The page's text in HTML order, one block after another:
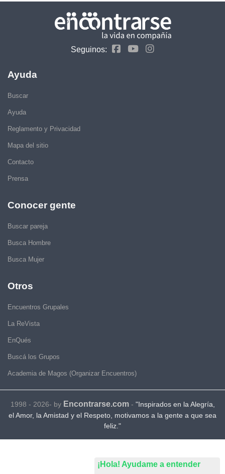
¡Hola! Ayudame a entender
Seguinos:
Ayuda
Buscar
Ayuda
Reglamento y Privacidad
Mapa del sitio
Contacto
Prensa
Conocer gente
Buscar pareja
Busca Hombre
Busca Mujer
Otros
Encuentros Grupales
La ReVista
EnQués
Buscá los Grupos
Academia de Magos (Organizar Encuentros)
1998 - 2026- by Encontrarse.com- "Inspirados en la Alegría,
el Amor, la Amistad y el Respeto, motivamos a la gente a que sea
feliz."